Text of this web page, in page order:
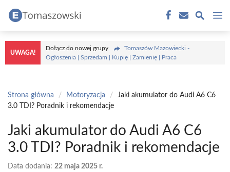
treści
UWAGA!
Dołącz do nowej grupy
Tomaszów Mazowiecki -
Ogłoszenia | Sprzedam | Kupię | Zamienię | Praca
Strona główna / Motoryzacja /
Jaki akumulator do Audi A6 C6
3.0 TDI? Poradnik i rekomendacje
Jaki akumulator do Audi A6 C6
3.0 TDI? Poradnik i rekomendacje
Data dodania: 22 maja 2025 r.